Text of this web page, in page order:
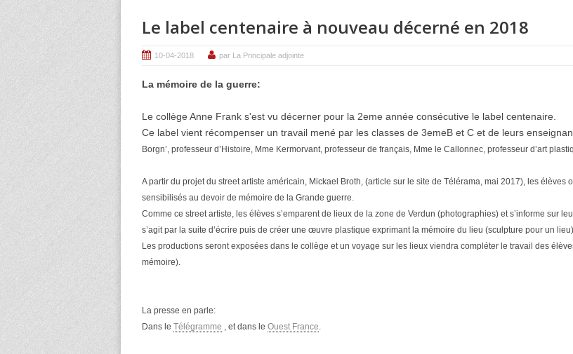
Le label centenaire à nouveau décerné en 2018
10-04-2018 par La Principale adjointe
La mémoire de la guerre:
Le collège Anne Frank s'est vu décerner pour la 2eme année consécutive le label centenaire.
Ce label vient récompenser un travail mené par les classes de 3emeB et C et de leurs
Borgn’, professeur d’Histoire, Mme Kermorvant, professeur de français, Mme le Callonnec, professeur d’art
A partir du projet du street artiste américain, Mickael Broth, (article sur le site de Télérama, mai 2017), les élèves
sensibilisés au devoir de mémoire de la Grande guerre.
Comme ce street artiste, les élèves s’emparent de lieux de la zone de Verdun (photographies) et s’informe sur
s’agit par la suite d’écrire puis de créer une œuvre plastique exprimant la mémoire du lieu (sculpture pour un
Les productions seront exposées dans le collège et un voyage sur les lieux viendra compléter le travail des
mémoire).
La presse en parle:
Dans le Télégramme , et dans le Ouest France.